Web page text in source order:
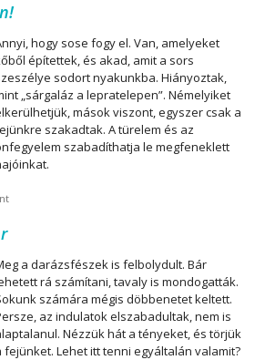
hogy sose fogy el. Van, amelyeket
építettek, és akad, amit a sors
sodort nyakunkba. Hiányoztak,
„sárgaláz a lepratelepen”. Némelyiket
mások viszont, egyszer csak a
szakadtak. A türelem és az
szabadíthatja le megfeneklett
a darázsfészek is felbolydult. Bár
rá számítani, tavaly is mondogatták.
számára mégis döbbenetet keltett.
az indulatok elszabadultak, nem is
Nézzük hát a tényeket, és törjük
fejünket. Lehet itt tenni egyáltalán valamit?